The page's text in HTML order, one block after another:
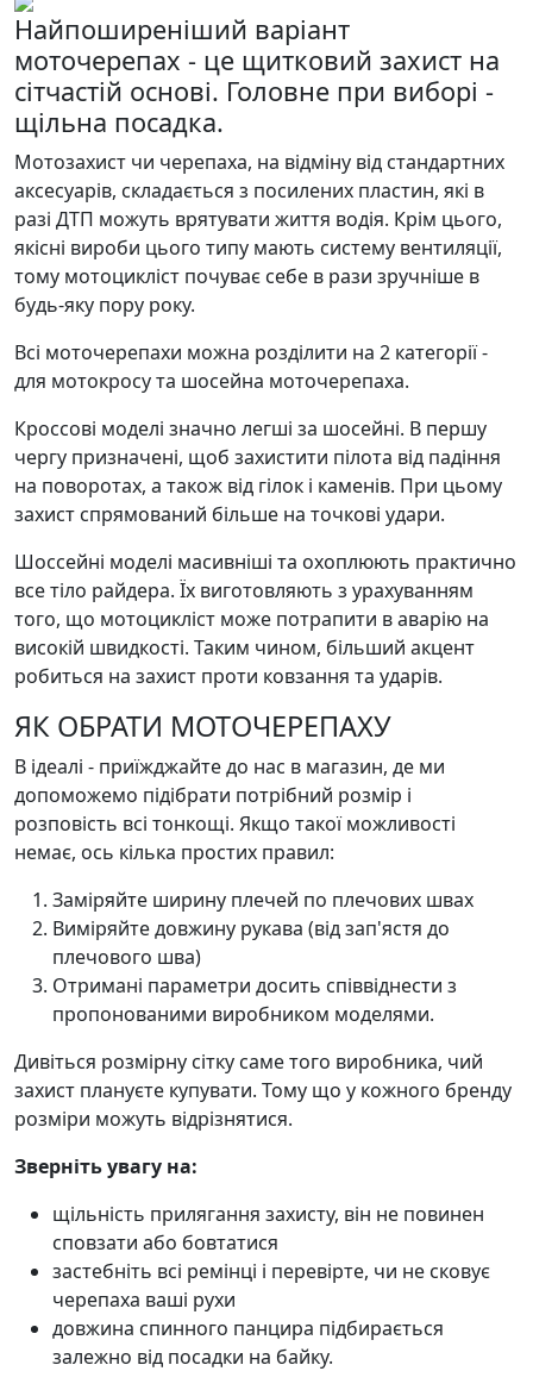
Найпоширеніший варіант
моточерепах - це щитковий захист на
сітчастій основі. Головне при виборі -
щільна посадка.
Мотозахист чи черепаха, на відміну від стандартних
аксесуарів, складається з посилених пластин, які в
разі ДТП можуть врятувати життя водія. Крім цього,
якісні вироби цього типу мають систему вентиляції,
тому мотоцикліст почуває себе в рази зручніше в
будь-яку пору року.
Всі моточерепахи можна розділити на 2 категорії -
для мотокросу та шосейна моточерепаха.
Кроссові моделі значно легші за шосейні. В першу
чергу призначені, щоб захистити пілота від падіння
на поворотах, а також від гілок і каменів. При цьому
захист спрямований більше на точкові удари.
Шоссейні моделі масивніші та охоплюють практично
все тіло райдера. Їх виготовляють з урахуванням
того, що мотоцикліст може потрапити в аварію на
високій швидкості. Таким чином, більший акцент
робиться на захист проти ковзання та ударів.
ЯК ОБРАТИ МОТОЧЕРЕПАХУ
В ідеалі - приїжджайте до нас в магазин, де ми
допоможемо підібрати потрібний розмір і
розповість всі тонкощі. Якщо такої можливості
немає, ось кілька простих правил:
Заміряйте ширину плечей по плечових швах
Виміряйте довжину рукава (від зап'ястя до
плечового шва)
Отримані параметри досить співвіднести з
пропонованими виробником моделями.
Дивіться розмірну сітку саме того виробника, чий
захист плануєте купувати. Тому що у кожного бренду
розміри можуть відрізнятися.
Зверніть увагу на:
щільність прилягання захисту, він не повинен
сповзати або бовтатися
застебніть всі ремінці і перевірте, чи не сковує
черепаха ваші рухи
довжина спинного панцира підбирається
залежно від посадки на байку.